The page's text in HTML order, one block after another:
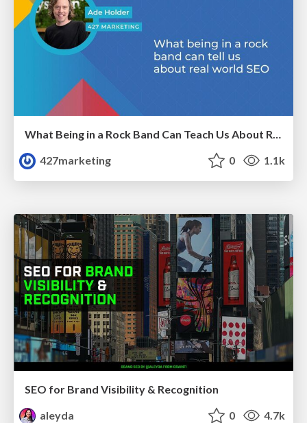
What Being in a Rock Band Can Teach Us About Real World SEO
427marketing
0 1.1k
SEO for Brand Visibility & Recognition
aleyda
0 4.7k